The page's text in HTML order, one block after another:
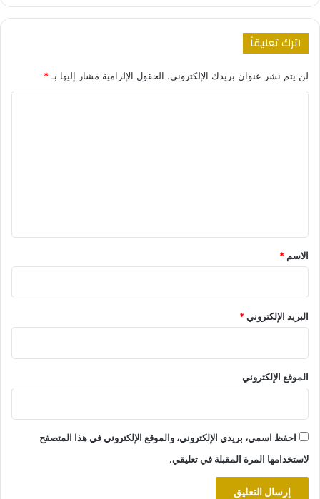
اترك تعليقاً
لن يتم نشر عنوان بريدك الإلكتروني. الحقول الإلزامية مشار إليها بـ *
*
الاسم *
البريد الإلكتروني*
الموقع الإلكتروني
احفظ اسمي، بريدي الإلكتروني، والموقع الإلكتروني في هذا المتصفح
لاستخدامها المرة المقبلة في تعليقي.